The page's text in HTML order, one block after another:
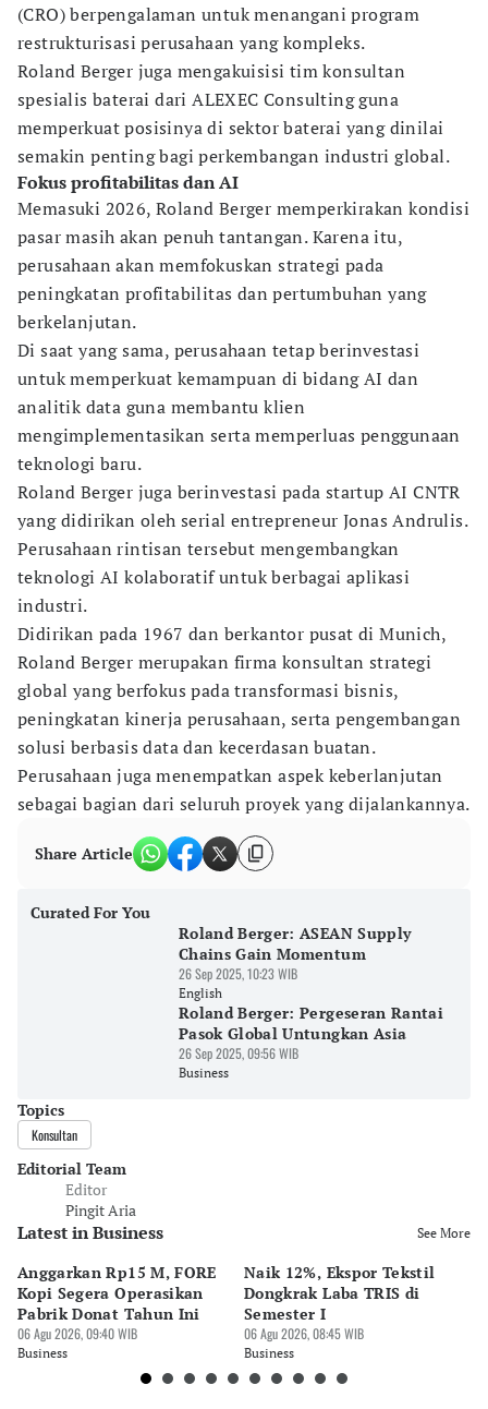
(CRO) berpengalaman untuk menangani program
restrukturisasi perusahaan yang kompleks.
Roland Berger juga mengakuisisi tim konsultan
spesialis baterai dari ALEXEC Consulting guna
memperkuat posisinya di sektor baterai yang dinilai
semakin penting bagi perkembangan industri global.
Fokus profitabilitas dan AI
Memasuki 2026, Roland Berger memperkirakan kondisi
pasar masih akan penuh tantangan. Karena itu,
perusahaan akan memfokuskan strategi pada
peningkatan profitabilitas dan pertumbuhan yang
berkelanjutan.
Di saat yang sama, perusahaan tetap berinvestasi
untuk memperkuat kemampuan di bidang AI dan
analitik data guna membantu klien
mengimplementasikan serta memperluas penggunaan
teknologi baru.
Roland Berger juga berinvestasi pada startup AI CNTR
yang didirikan oleh serial entrepreneur Jonas Andrulis.
Perusahaan rintisan tersebut mengembangkan
teknologi AI kolaboratif untuk berbagai aplikasi
industri.
Didirikan pada 1967 dan berkantor pusat di Munich,
Roland Berger merupakan firma konsultan strategi
global yang berfokus pada transformasi bisnis,
peningkatan kinerja perusahaan, serta pengembangan
solusi berbasis data dan kecerdasan buatan.
Perusahaan juga menempatkan aspek keberlanjutan
sebagai bagian dari seluruh proyek yang dijalankannya.
Share Article
Curated For You
Roland Berger: ASEAN Supply
Chains Gain Momentum
26 Sep 2025, 10:23 WIB
English
Roland Berger: Pergeseran Rantai
Pasok Global Untungkan Asia
26 Sep 2025, 09:56 WIB
Business
Topics
Konsultan
Editorial Team
Editor
Pingit Aria
Latest in Business See More
Anggarkan Rp15 M, FORE
Kopi Segera Operasikan
Pabrik Donat Tahun Ini
06 Agu 2026, 09:40 WIB
Business
Naik 12%, Ekspor Tekstil
Dongkrak Laba TRIS di
Semester I
06 Agu 2026, 08:45 WIB
Business